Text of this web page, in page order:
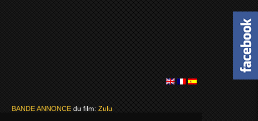
BANDE ANNONCE du film: Zulu